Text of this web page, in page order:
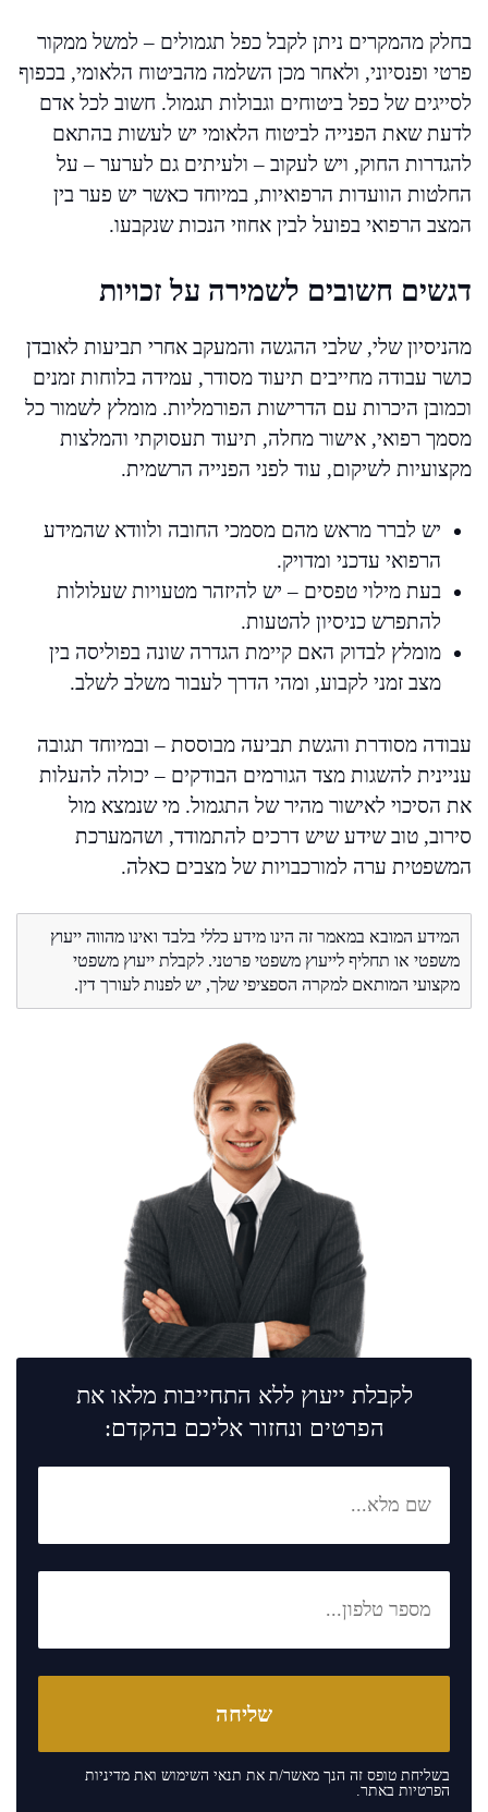
בחלק מהמקרים ניתן לקבל כפל תגמולים – למשל ממקור
פרטי ופנסיוני, ולאחר מכן השלמה מהביטוח הלאומי, בכפוף
לסייגים של כפל ביטוחים וגבולות תגמול. חשוב לכל אדם
לדעת שאת הפנייה לביטוח הלאומי יש לעשות בהתאם
להגדרות החוק, ויש לעקוב – ולעיתים גם לערער – על
החלטות הוועדות הרפואיות, במיוחד כאשר יש פער בין
המצב הרפואי בפועל לבין אחוזי הנכות שנקבעו.
דגשים חשובים לשמירה על זכויות
מהניסיון שלי, שלבי ההגשה והמעקב אחרי תביעות לאובדן
כושר עבודה מחייבים תיעוד מסודר, עמידה בלוחות זמנים
וכמובן היכרות עם הדרישות הפורמליות. מומלץ לשמור כל
מסמך רפואי, אישור מחלה, תיעוד תעסוקתי והמלצות
מקצועיות לשיקום, עוד לפני הפנייה הרשמית.
יש לברר מראש מהם מסמכי החובה ולוודא שהמידע
הרפואי עדכני ומדויק.
בעת מילוי טפסים – יש להיזהר מטעויות שעלולות
להתפרש כניסיון להטעות.
מומלץ לבדוק האם קיימת הגדרה שונה בפוליסה בין
מצב זמני לקבוע, ומהי הדרך לעבור משלב לשלב.
עבודה מסודרת והגשת תביעה מבוססת – ובמיוחד תגובה
עניינית להשגות מצד הגורמים הבודקים – יכולה להעלות
את הסיכוי לאישור מהיר של התגמול. מי שנמצא מול
סירוב, טוב שידע שיש דרכים להתמודד, ושהמערכת
המשפטית ערה למורכבויות של מצבים כאלה.
המידע המובא במאמר זה הינו מידע כללי בלבד ואינו מהווה ייעוץ
משפטי או תחליף לייעוץ משפטי פרטני. לקבלת ייעוץ משפטי
מקצועי המותאם למקרה הספציפי שלך, יש לפנות לעורך דין.
לקבלת ייעוץ ללא התחייבות מלאו את
הפרטים ונחזור אליכם בהקדם:
בשליחת טופס זה הנך מאשר/ת את תנאי השימוש ואת מדיניות
הפרטיות באתר.